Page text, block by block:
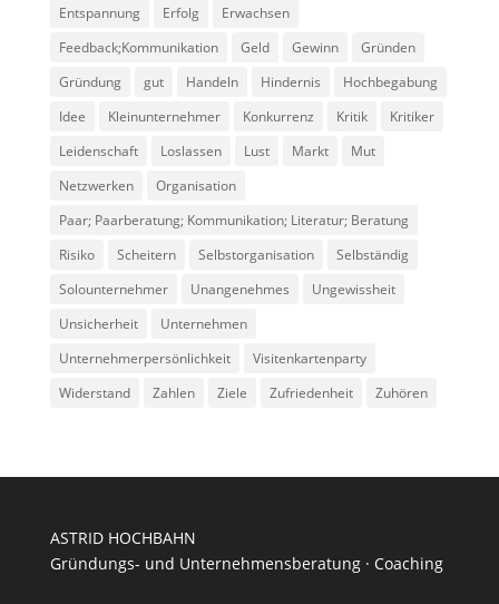
Entspannung
Erfolg
Erwachsen
Feedback;Kommunikation
Geld Gewinn
Gründen
Gründung
gut Handeln Hindernis
Hochbegabung
Idee
Kleinunternehmer Konkurrenz Kritik
Kritiker
Leidenschaft
Loslassen Lust Markt
Mut
Netzwerken
Organisation
Paar; Paarberatung; Kommunikation; Literatur; Beratung
Risiko
Scheitern Selbstorganisation
Selbständig
Solounternehmer
Unangenehmes
Ungewissheit
Unsicherheit
Unternehmen
Unternehmerpersönlichkeit
Visitenkartenparty
Widerstand
Zahlen Ziele Zufriedenheit Zuhören
ASTRID HOCHBAHN
Gründungs- und Unternehmensberatung · Coaching